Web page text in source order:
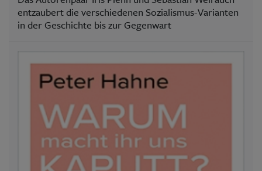
entzaubert die verschiedenen Sozialismus-Varianten
in der Geschichte bis zur Gegenwart